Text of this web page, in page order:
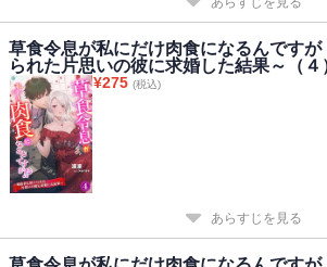
草食令息が私にだけ肉食になるんです
られた片思いの彼に求婚した結果～（４
¥275 (税込)
あらすじを見る